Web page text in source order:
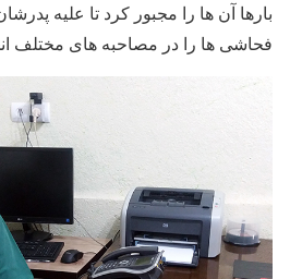
بارها آن ها را مجبور کرد تا علیه
فحاشی ها را در مصاحبه های مختلف